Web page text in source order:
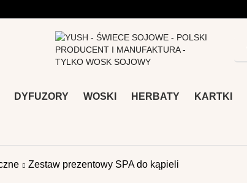
DYFUZORY WOSKI HERBATY KARTKI
Zestaw prezentowy SPA do kąpieli